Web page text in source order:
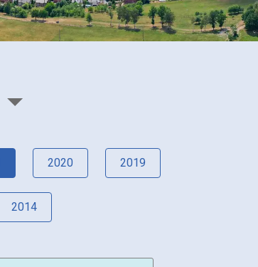
2020 2019
2014